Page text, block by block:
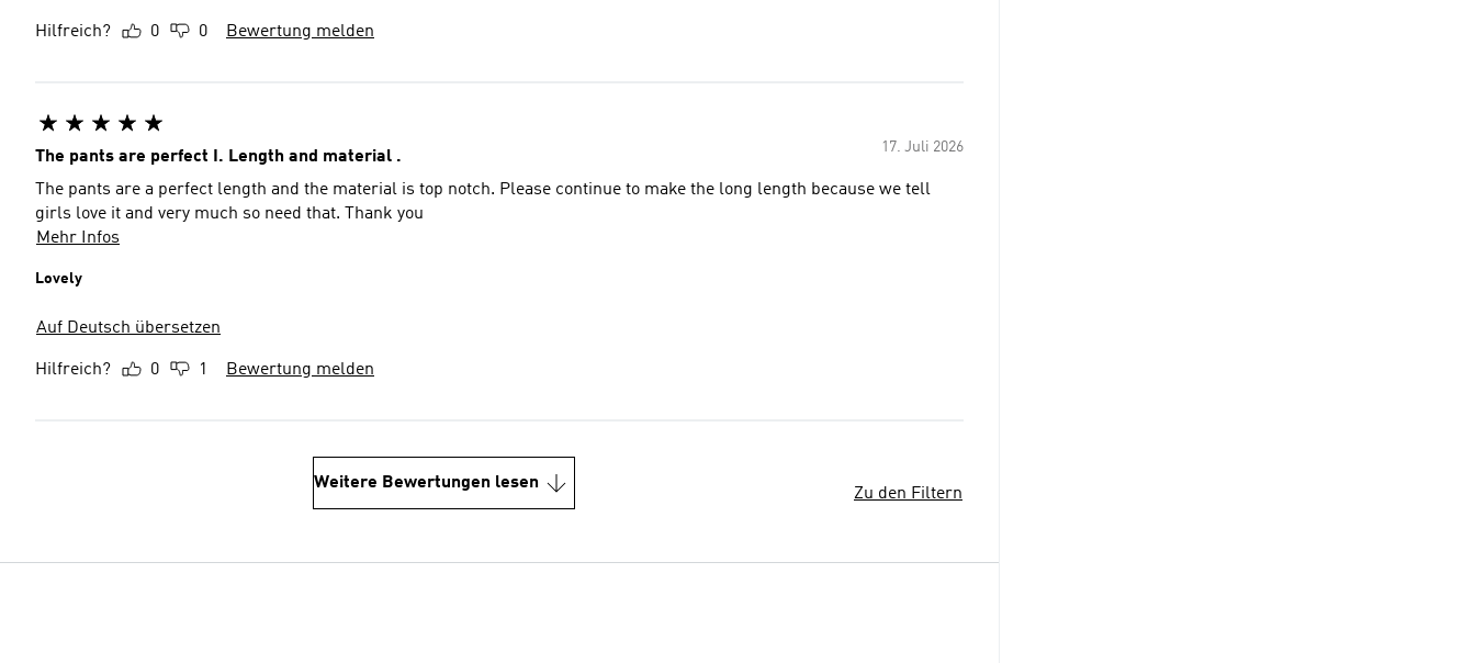
Hilfreich? 0 0 Bewertung melden
17. Juli 2026
The pants are perfect I. Length and material .
The pants are a perfect length and the material is top notch. Please continue to make the long length because we tell
girls love it and very much so need that. Thank you
Mehr Infos
Lovely
Auf Deutsch übersetzen
Hilfreich? 0 1 Bewertung melden
Weitere Bewertungen lesen
Zu den Filtern